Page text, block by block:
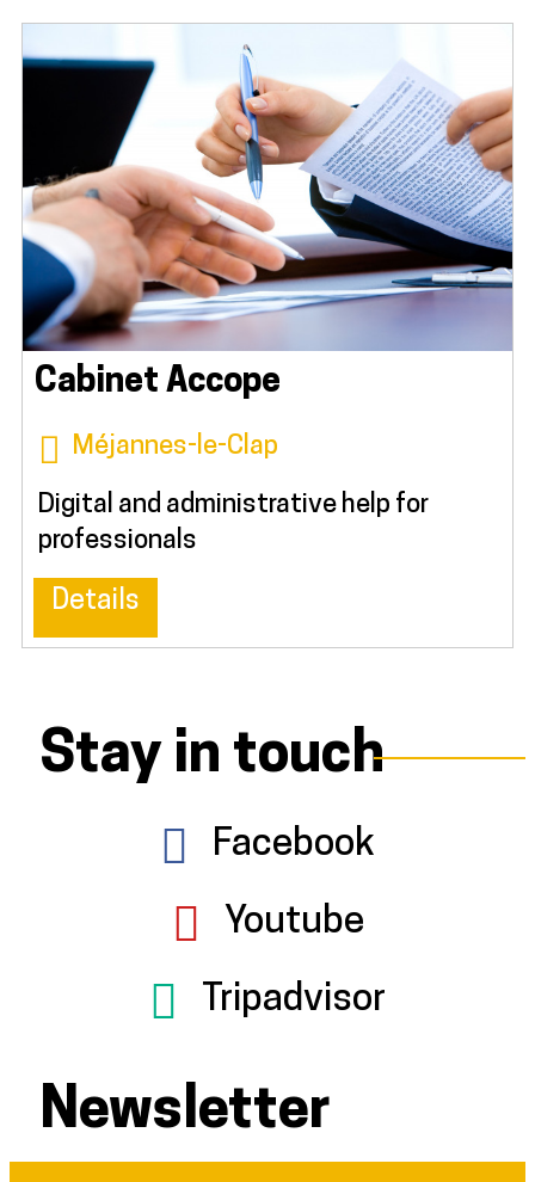
Cabinet Accope
Méjannes-le-Clap
Digital and administrative help for
professionals
Details
Stay in touch
Facebook
Youtube
Tripadvisor
Newsletter